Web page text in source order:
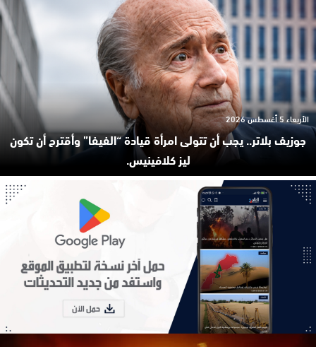
جوزيف بلاتر.. يجب أن تتولى امرأة قيادة “الفيفا” وأقترح أن تكون
ليز كلافينيس.
الأربعاء 5 أغسطس 2026